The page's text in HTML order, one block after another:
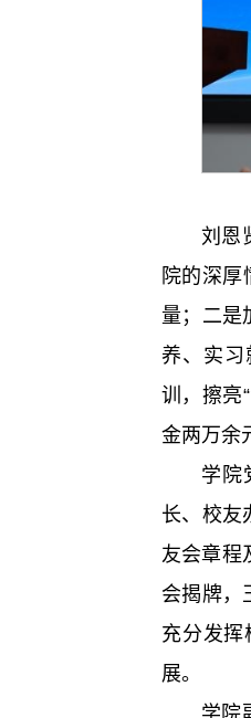
刘恩
院的深厚
量；二是
养、实习
训，擦亮
金两万余
学院
长、校友
友会章程
会揭牌，
充分发挥
展。
学院